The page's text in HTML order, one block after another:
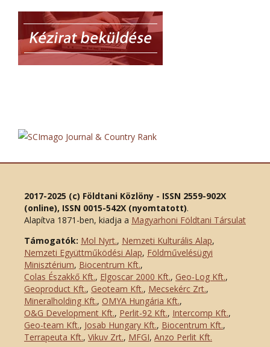
2017-2025 (c) Földtani Közlöny - ISSN 2559-902X
(online), ISSN 0015-542X (nyomtatott).
Alapítva 1871-ben, kiadja a Magyarhoni Földtani Társulat
Támogatók: Mol Nyrt., Nemzeti Kulturális Alap,
Nemzeti Együttműködési Alap, Földművelésügyi
Minisztérium, Biocentrum Kft.,
Colas Északkő Kft., Elgoscar 2000 Kft., Geo-Log Kft.,
Geoproduct Kft., Geoteam Kft., Mecsekérc Zrt.,
Mineralholding Kft., OMYA Hungária Kft.,
O&G Development Kft., Perlit-92 Kft., Intercomp Kft.,
Geo-team Kft., Josab Hungary Kft., Biocentrum Kft.,
Terrapeuta Kft., Vikuv Zrt., MFGI, Anzo Perlit Kft.